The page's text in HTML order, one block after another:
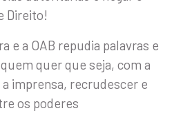
Direito!
e a OAB repudia palavras e
quer que seja, com a
imprensa, recrudescer e
os poderes